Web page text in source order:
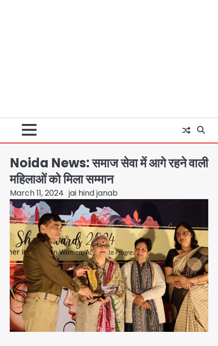
Noida News: समाज सेवा में आगे रहने वाली
महिलाओं को मिला सम्मान
March 11, 2024 jai hind janab